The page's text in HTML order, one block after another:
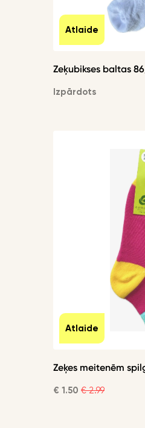
Atlaide
Zeķubikses baltas
Izpārdots
Atlaide
Zeķes meitenēm
€ 1.50 € 2.99